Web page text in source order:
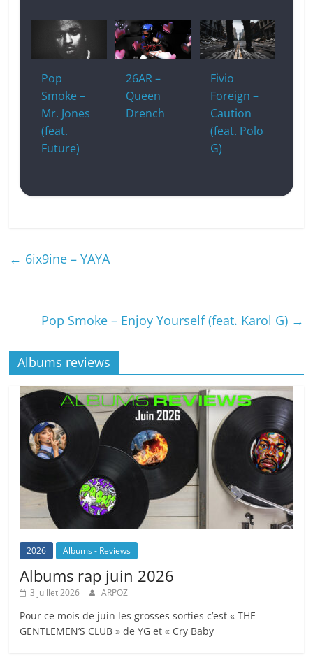
Pop
Smoke –
Mr. Jones
(feat.
Future)
26AR –
Queen
Drench
Fivio
Foreign –
Caution
(feat. Polo
G)
← 6ix9ine – YAYA
Pop Smoke – Enjoy Yourself (feat. Karol G) →
Albums reviews
2026 Albums - Reviews
Albums rap juin 2026
3 juillet 2026 ARPOZ
Pour ce mois de juin les grosses sorties c’est « THE
GENTLEMEN’S CLUB » de YG et « Cry Baby